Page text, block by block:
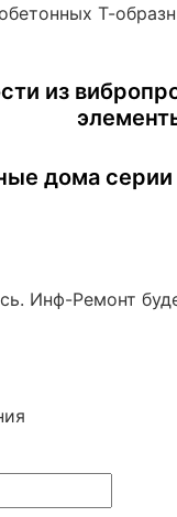
Т-
из
дома
Инф-Ремонт